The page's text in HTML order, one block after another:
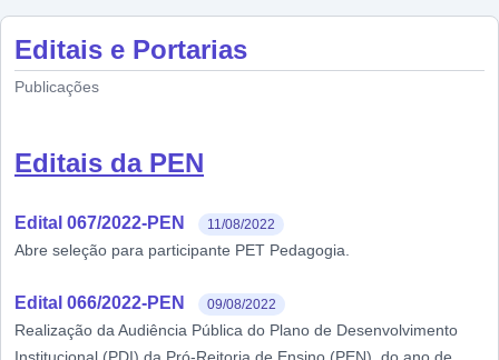
Editais e Portarias
Publicações
Editais da PEN
Edital 067/2022-PEN 11/08/2022
Abre seleção para participante PET Pedagogia.
Edital 066/2022-PEN 09/08/2022
Realização da Audiência Pública do Plano de Desenvolvimento